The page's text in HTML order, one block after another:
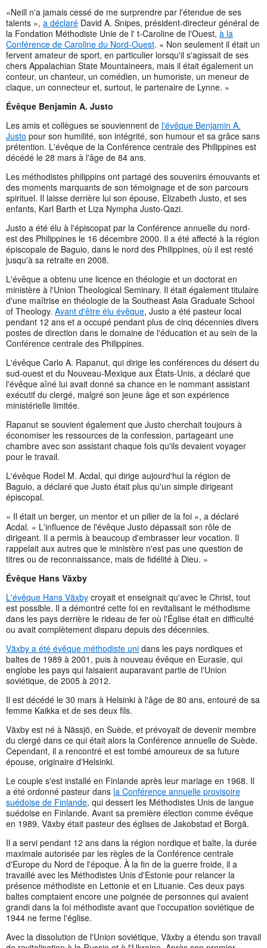
«Neill n'a jamais cessé de me surprendre par l'étendue de ses
talents », a déclaré David A. Snipes, président-directeur général de
la Fondation Méthodiste Unie de l' t-Caroline de l'Ouest, à la
Conférence de Caroline du Nord-Ouest. « Non seulement il était un
fervent amateur de sport, en particulier lorsqu'il s'agissait de ses
chers Appalachian State Mountaineers, mais il était également un
conteur, un chanteur, un comédien, un humoriste, un meneur de
claque, un connecteur et, surtout, le partenaire de Lynne. »
Évêque Benjamin A. Justo
Les amis et collègues se souviennent de l'évêque Benjamin A.
Justo pour son humilité, son intégrité, son humour et sa grâce sans
prétention. L'évêque de la Conférence centrale des Philippines est
décédé le 28 mars à l'âge de 84 ans.
Les méthodistes philippins ont partagé des souvenirs émouvants et
des moments marquants de son témoignage et de son parcours
spirituel. Il laisse derrière lui son épouse, Elizabeth Justo, et ses
enfants, Karl Barth et Liza Nympha Justo-Qazi.
Justo a été élu à l'épiscopat par la Conférence annuelle du nord-
est des Philippines le 16 décembre 2000. Il a été affecté à la région
épiscopale de Baguio, dans le nord des Philippines, où il est resté
jusqu'à sa retraite en 2008.
L'évêque a obtenu une licence en théologie et un doctorat en
ministère à l'Union Theological Seminary. Il était également titulaire
d'une maîtrise en théologie de la Southeast Asia Graduate School
of Theology. Avant d'être élu évêque, Justo a été pasteur local
pendant 12 ans et a occupé pendant plus de cinq décennies divers
postes de direction dans le domaine de l'éducation et au sein de la
Conférence centrale des Philippines.
L'évêque Carlo A. Rapanut, qui dirige les conférences du désert du
sud-ouest et du Nouveau-Mexique aux États-Unis, a déclaré que
l'évêque aîné lui avait donné sa chance en le nommant assistant
exécutif du clergé, malgré son jeune âge et son expérience
ministérielle limitée.
Rapanut se souvient également que Justo cherchait toujours à
économiser les ressources de la confession, partageant une
chambre avec son assistant chaque fois qu'ils devaient voyager
pour le travail.
L'évêque Rodel M. Acdal, qui dirige aujourd'hui la région de
Baguio, a déclaré que Justo était plus qu'un simple dirigeant
épiscopal.
« Il était un berger, un mentor et un pilier de la foi », a déclaré
Acdal. « L'influence de l'évêque Justo dépassait son rôle de
dirigeant. Il a permis à beaucoup d'embrasser leur vocation. Il
rappelait aux autres que le ministère n'est pas une question de
titres ou de reconnaissance, mais de fidélité à Dieu. »
Évêque Hans Växby
L'évêque Hans Växby croyait et enseignait qu'avec le Christ, tout
est possible. Il a démontré cette foi en revitalisant le méthodisme
dans les pays derrière le rideau de fer où l'Église était en difficulté
ou avait complètement disparu depuis des décennies.
Växby a été évêque méthodiste uni dans les pays nordiques et
baltes de 1989 à 2001, puis à nouveau évêque en Eurasie, qui
englobe les pays qui faisaient auparavant partie de l'Union
soviétique, de 2005 à 2012.
Il est décédé le 30 mars à Helsinki à l'âge de 80 ans, entouré de sa
femme Kaikka et de ses deux fils.
Växby est né à Nässjö, en Suède, et prévoyait de devenir membre
du clergé dans ce qui était alors la Conférence annuelle de Suède.
Cependant, il a rencontré et est tombé amoureux de sa future
épouse, originaire d'Helsinki.
Le couple s'est installé en Finlande après leur mariage en 1968. Il
a été ordonné pasteur dans la Conférence annuelle provisoire
suédoise de Finlande, qui dessert les Méthodistes Unis de langue
suédoise en Finlande. Avant sa première élection comme évêque
en 1989, Växby était pasteur des églises de Jakobstad et Borgå.
Il a servi pendant 12 ans dans la région nordique et balte, la durée
maximale autorisée par les règles de la Conférence centrale
d'Europe du Nord de l'époque. À la fin de la guerre froide, il a
travaillé avec les Méthodistes Unis d'Estonie pour relancer la
présence méthodiste en Lettonie et en Lituanie. Ces deux pays
baltes comptaient encore une poignée de personnes qui avaient
grandi dans la foi méthodiste avant que l'occupation soviétique de
1944 ne ferme l'église.
Avec la dissolution de l'Union soviétique, Växby a étendu son travail